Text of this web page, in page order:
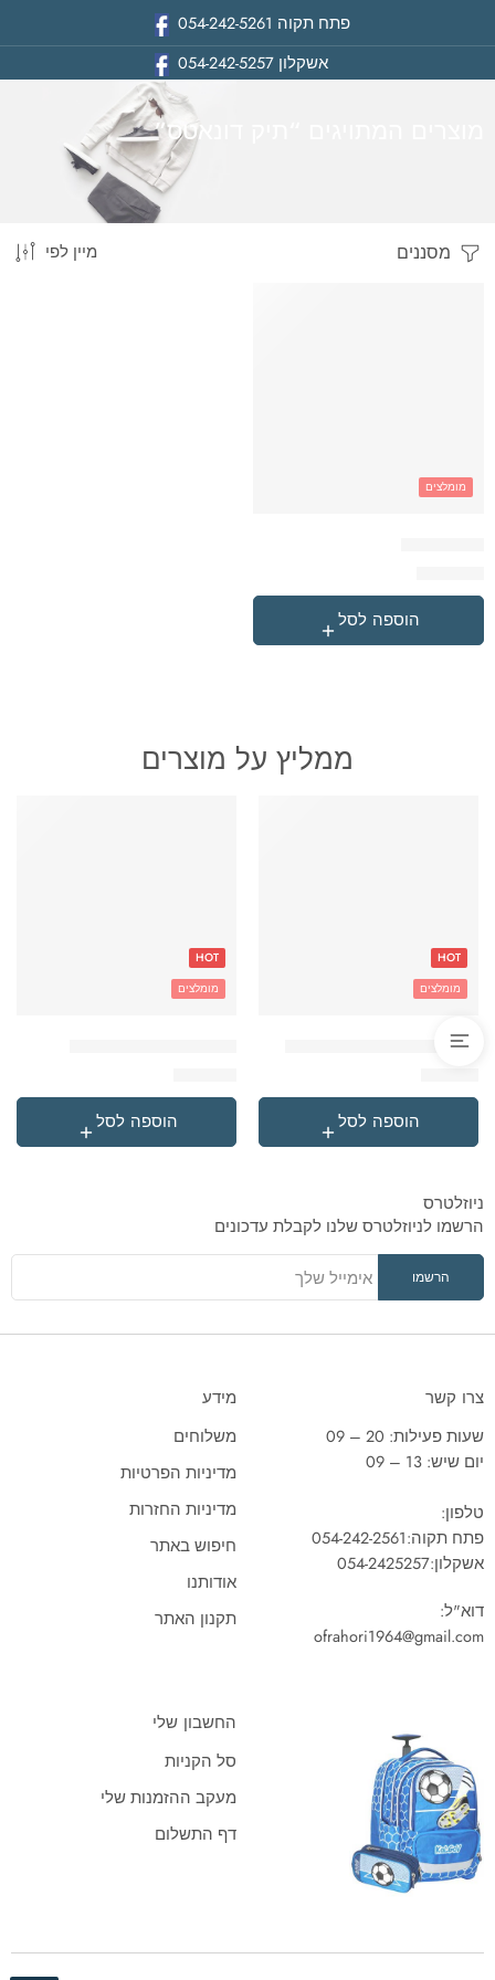
פתח תקוה 054-242-5261
אשקלון054-242-5257
מוצרים המתויגים “תיק דונאטס”
ביתמסננים מיין לפי
מומלצים
הוספה לסל
ממליץ על מוצרים
'בקבוק תרמי נירוסטה סטיץ
HOT
מומלצים
הוספה לסל
HOT
מומלצים
הוספה לסל
ניוזלטרס
הרשמו לניוזלטרס שלנו לקבלת עדכונים
צרו קשר
שעות פעילות: 20 – 09
יום שיש: 13 – 09
טלפון:
פתח תקוה:054-242-2561
אשקלון:054-2425257
דוא"ל:
ofrahori1964@gmail.com
מידע
משלוחים
מדיניות הפרטיות
מדיניות החזרות
חיפוש באתר
אודותנו
תקנון האתר
החשבון שלי
סל הקניות
מעקב ההזמנות שלי
דף התשלום